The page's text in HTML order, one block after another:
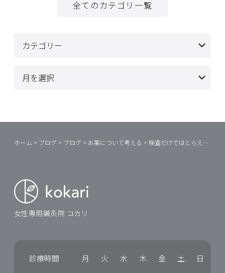
全てのカテゴリ一覧
ホーム > ブログ > ブログ > お薬について考える >検査だけではとらえきれない女性のからだ
女性専用鍼灸院 コカリ
診療時間 月 火 水 木 金 土 日